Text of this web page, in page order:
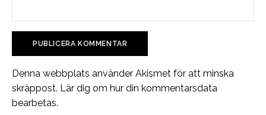
Denna webbplats använder Akismet för att minska
skräppost. Lär dig om hur din kommentarsdata
bearbetas.